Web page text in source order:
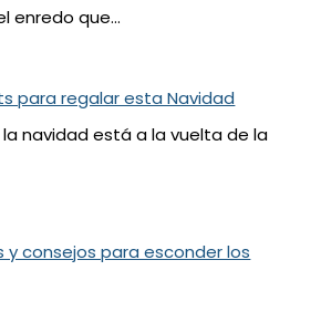
enredo que…
para regalar esta Navidad
navidad está a la vuelta de la
y consejos para esconder los